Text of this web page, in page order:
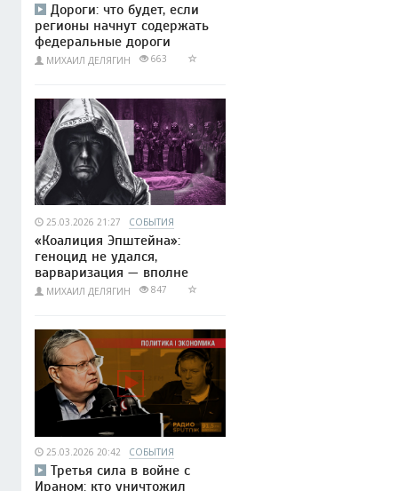
Дороги: что будет, если
регионы начнут содержать
федеральные дороги
МИХАИЛ ДЕЛЯГИН 663
25.03.2026 21:27 СОБЫТИЯ
«Коалиция Эпштейна»:
геноцид не удался,
варваризация — вполне
МИХАИЛ ДЕЛЯГИН 847
25.03.2026 20:42 СОБЫТИЯ
Третья сила в войне с
Ираном: кто уничтожил